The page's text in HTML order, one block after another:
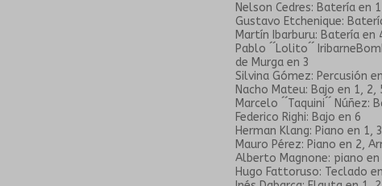
Nelson Cedres: Batería en
Gustavo Etchenique:
Martín Ibarburu: Batería en
Pablo ´´Lolito´´
de Murga en 3
Silvina Gómez: Percusión
Nacho Mateu: Bajo en 1, 2,
Marcelo ´´Taquini´´ Núñez:
Federico Righi: Bajo en 6
Herman Klang: Piano en 1,
Mauro Pérez: Piano en 2,
Alberto Magnone: piano en
Hugo Fattoruso: Teclado